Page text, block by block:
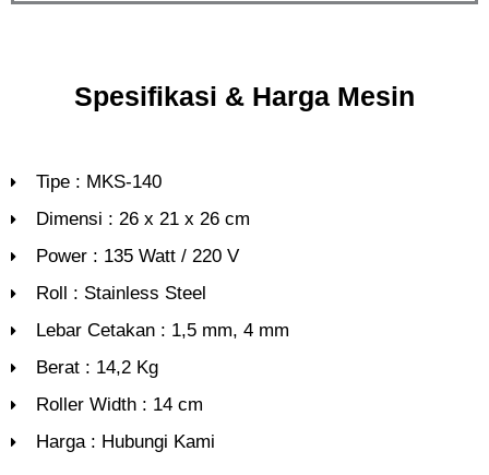
Spesifikasi & Harga Mesin
Tipe : MKS-140
Dimensi : 26 x 21 x 26 cm
Power : 135 Watt / 220 V
Roll : Stainless Steel
Lebar Cetakan : 1,5 mm, 4 mm
Berat : 14,2 Kg
Roller Width : 14 cm
Harga : Hubungi Kami